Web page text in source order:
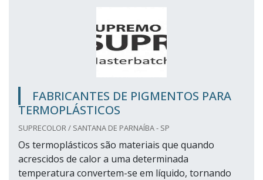
FABRICANTES DE PIGMENTOS PARA
TERMOPLÁSTICOS
SUPRECOLOR / SANTANA DE PARNAÍBA - SP
Os termoplásticos são materiais que quando
acrescidos de calor a uma determinada
temperatura convertem-se em líquido, tornando